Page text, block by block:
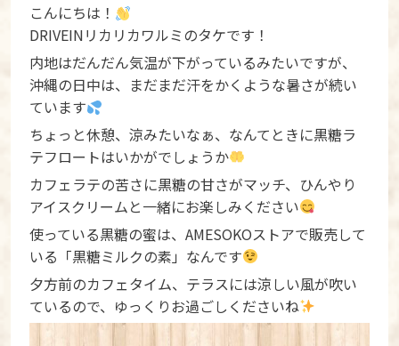
こんにちは！
DRIVEINリカリカワルミのタケです！
内地はだんだん気温が下がっているみたいですが、
沖縄の日中は、まだまだ汗をかくような暑さが続い
ています
ちょっと休憩、涼みたいなぁ、なんてときに黒糖ラ
テフロートはいかがでしょうか
カフェラテの苦さに黒糖の甘さがマッチ、ひんやり
アイスクリームと一緒にお楽しみください
使っている黒糖の蜜は、AMESOKOストアで販売して
いる「黒糖ミルクの素」なんです
夕方前のカフェタイム、テラスには涼しい風が吹い
ているので、ゆっくりお過ごしくださいね